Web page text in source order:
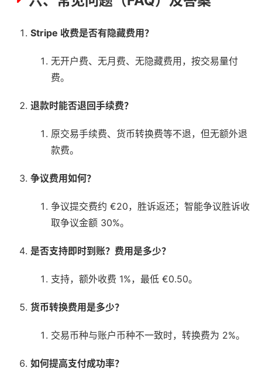
Stripe 收费是否有隐藏费用？
无开户费、无月费、无隐藏费用，按交易量付
费。
退款时能否退回手续费？
原交易手续费、货币转换费等不退，但无额外退
款费。
争议费用如何？
争议提交费约 €20，胜诉返还；智能争议胜诉收
取争议金额 30%。
是否支持即时到账？费用是多少？
支持，额外收费 1%，最低 €0.50。
货币转换费用是多少？
交易币种与账户币种不一致时，转换费为 2%。
如何提高支付成功率？